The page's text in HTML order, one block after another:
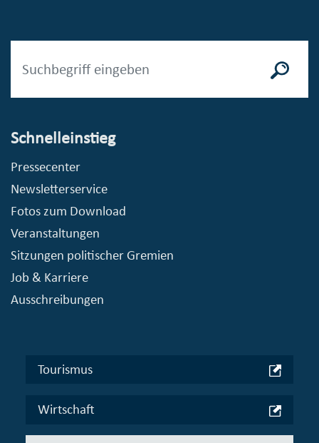
Schnelleinstieg
Pressecenter
Newsletterservice
Fotos zum Download
Veranstaltungen
Sitzungen politischer Gremien
Job & Karriere
Ausschreibungen
Tourismus
Wirtschaft